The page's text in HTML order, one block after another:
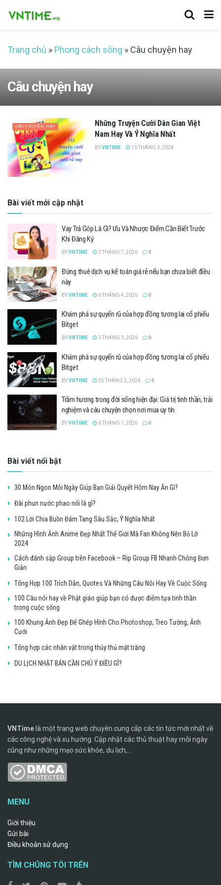
Trang chủ » Phong cách sống » Câu chuyện hay
Câu chuyện hay
CÂU CHUYỆN HAY
Những Truyện Cười Dân Gian Việt
Nam Hay Và Ý Nghĩa Nhất
BYVNTIME 13 THÁNG 3, 2024
Bài viết mới cập nhật
Vay Trả Góp Là Gì? Ưu Và Nhược Điểm Cần Biết Trước
Khi Đăng Ký
BYVNTIME 2 THÁNG 7, 2026 0
Đừng thuê dịch vụ kế toán giá rẻ nếu bạn chưa biết điều
này
BYVNTIME 6 THÁNG 4, 2026 0
Khám phá sự quyến rũ của hợp đồng tương lai cổ phiếu
Bitget
BYVNTIME 3 THÁNG 3, 2026 0
Khám phá sự quyến rũ của hợp đồng tương lai cổ phiếu
Bitget
BYVNTIME 25 THÁNG 2, 2026 0
Trầm hương trong đời sống hiện đại: Giá trị tinh thần, trải
nghiệm và câu chuyện chọn nơi mua uy tín
BYVNTIME 6 THÁNG 1, 2026 0
Bài viết nổi bật
30 Món Ngon Mỗi Ngày Giúp Bạn Giải Quyết Hôm Nay Ăn Gì?
Đài phun nước phao nổi là gì?
102 Lời Chia Buồn Đám Tang Sâu Sắc, Ý Nghĩa Nhất
Những Hình Ảnh Anime Đẹp Nhất Thế Giới Mà Fan Không Nên Bỏ Lỡ
2024
Cách đánh sập Group trên Facebook – Rip Group FB Nhanh Chóng Đơn
Giản
Tổng Hợp 100 Trích Dẫn, Quotes Và Những Câu Nói Hay Về Cuộc Sống
100 Câu nói hay về Phật giáo giúp bạn có được điểm tựa tinh thần
trong cuộc sống
100 Khung Ảnh Đẹp Để Ghép Hình Cho Photoshop, Treo Tường, Ảnh
Cưới
Tổng hợp các nhân vật trong thủy thủ mặt trăng
DU LỊCH NHẬT BẢN CẦN CHÚ Ý ĐIỀU GÌ?
VNTimelà một trang web chuyên cung cấp các tin tức mới nhất về
các công nghệ và xu hướng. Cập nhật các thủ thuật hay mỗi ngày
cũng như những mẹo sức khỏe, du lịch,...
MENU
Giới thiệu
Gửi bài
Điều khoản sử dụng
TÌM CHÚNG TÔI TRÊN